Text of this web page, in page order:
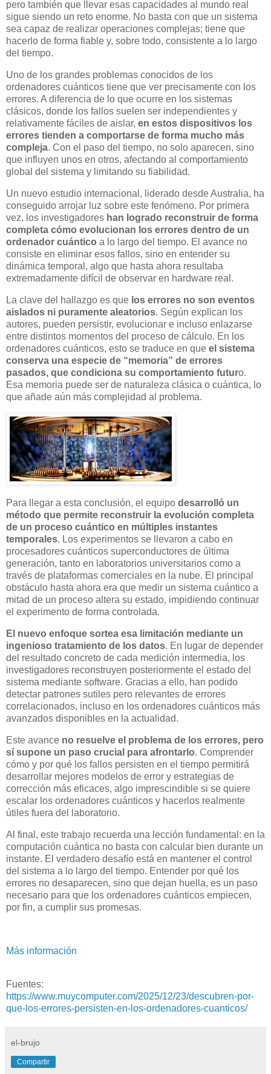
pero también que llevar esas capacidades al mundo real
sigue siendo un reto enorme. No basta con que un sistema
sea capaz de realizar operaciones complejas; tiene que
hacerlo de forma fiable y, sobre todo, consistente a lo largo
del tiempo.
Uno de los grandes problemas conocidos de los
ordenadores cuánticos tiene que ver precisamente con los
errores. A diferencia de lo que ocurre en los sistemas
clásicos, donde los fallos suelen ser independientes y
relativamente fáciles de aislar, en estos dispositivos los
errores tienden a comportarse de forma mucho más
compleja. Con el paso del tiempo, no solo aparecen, sino
que influyen unos en otros, afectando al comportamiento
global del sistema y limitando su fiabilidad.
Un nuevo estudio internacional, liderado desde Australia, ha
conseguido arrojar luz sobre este fenómeno. Por primera
vez, los investigadores han logrado reconstruir de forma
completa cómo evolucionan los errores dentro de un
ordenador cuántico a lo largo del tiempo. El avance no
consiste en eliminar esos fallos, sino en entender su
dinámica temporal, algo que hasta ahora resultaba
extremadamente difícil de observar en hardware real.
La clave del hallazgo es que los errores no son eventos
aislados ni puramente aleatorios. Según explican los
autores, pueden persistir, evolucionar e incluso enlazarse
entre distintos momentos del proceso de cálculo. En los
ordenadores cuánticos, esto se traduce en que el sistema
conserva una especie de “memoria” de errores
pasados, que condiciona su comportamiento futuro.
Esa memoria puede ser de naturaleza clásica o cuántica, lo
que añade aún más complejidad al problema.
Para llegar a esta conclusión, el equipo desarrolló un
método que permite reconstruir la evolución completa
de un proceso cuántico en múltiples instantes
temporales. Los experimentos se llevaron a cabo en
procesadores cuánticos superconductores de última
generación, tanto en laboratorios universitarios como a
través de plataformas comerciales en la nube. El principal
obstáculo hasta ahora era que medir un sistema cuántico a
mitad de un proceso altera su estado, impidiendo continuar
el experimento de forma controlada.
El nuevo enfoque sortea esa limitación mediante un
ingenioso tratamiento de los datos. En lugar de depender
del resultado concreto de cada medición intermedia, los
investigadores reconstruyen posteriormente el estado del
sistema mediante software. Gracias a ello, han podido
detectar patrones sutiles pero relevantes de errores
correlacionados, incluso en los ordenadores cuánticos más
avanzados disponibles en la actualidad.
Este avance no resuelve el problema de los errores, pero
sí supone un paso crucial para afrontarlo. Comprender
cómo y por qué los fallos persisten en el tiempo permitirá
desarrollar mejores modelos de error y estrategias de
corrección más eficaces, algo imprescindible si se quiere
escalar los ordenadores cuánticos y hacerlos realmente
útiles fuera del laboratorio.
Al final, este trabajo recuerda una lección fundamental: en la
computación cuántica no basta con calcular bien durante un
instante. El verdadero desafío está en mantener el control
del sistema a lo largo del tiempo. Entender por qué los
errores no desaparecen, sino que dejan huella, es un paso
necesario para que los ordenadores cuánticos empiecen,
por fin, a cumplir sus promesas.
Más información
Fuentes:
https://www.muycomputer.com/2025/12/23/descubren-por-
que-los-errores-persisten-en-los-ordenadores-cuanticos/
el-brujo
Compartir